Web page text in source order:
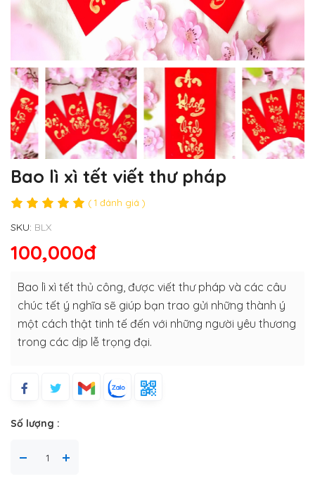
Bao lì xì tết viết thư pháp
( 1 đánh giá )
SKU: BLX
100,000đ
Bao lì xì tết thủ công, được viết thư pháp và các câu
chúc tết ý nghĩa sẽ giúp bạn trao gửi những thành ý
một cách thật tinh tế đến với những người yêu thương
trong các dịp lễ trọng đại.
Số lượng :